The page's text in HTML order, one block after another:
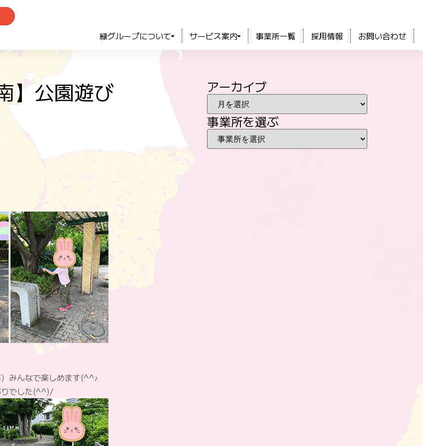
緑グループについて サービス案内 事業所一覧 採用情報 お問い合わせ
】公園遊び
みんなで楽しめます(^^♪
りでした(^^)/
アーカイブ
事業所を選ぶ